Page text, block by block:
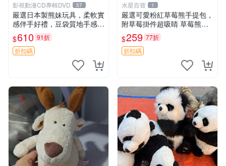
影視動漫CD專輯DVD 57
嚴選日本製熊妹玩具，柔軟實
感伴手好禮，豆袋質地手感
佳，抱枕小熊 recom 推薦 白
色豆袋 玩具
$610 91折
折扣碼
水星百貨 1
嚴選可愛粉紅草莓熊手提包，
附草莓掛件超吸睛 草莓熊手
提包 草莓掛件 可愛portunes
e
$259 77折
折扣碼